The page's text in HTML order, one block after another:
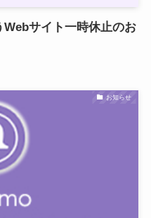
Webサイト一時休止のお
お知らせ